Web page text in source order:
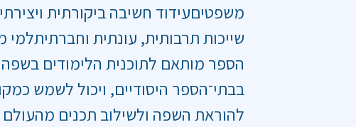
משפטיםעידוד חשיבה ביקורתית
שייכות תרבותית, עונתית וחברתיתלמי
הספר מותאם לתוכנית הלימודים
בבתי־הספר היסודיים, ויכול לשמש
להוראת השפה ולשילוב תכנים מהעולם